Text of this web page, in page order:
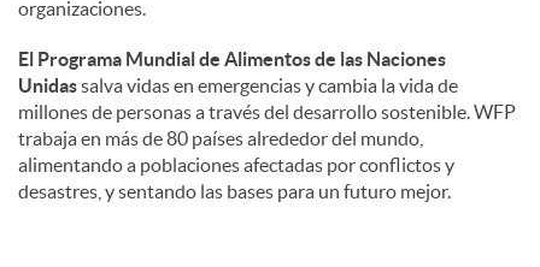
organizaciones.
El Programa Mundial de Alimentos de las Naciones
Unidassalva vidas en emergencias y cambia la vida de
millones de personas a través del desarrollo sostenible. WFP
trabaja en más de 80 países alrededor del mundo,
alimentando a poblaciones afectadas por conflictos y
desastres, y sentando las bases para un futuro mejor.